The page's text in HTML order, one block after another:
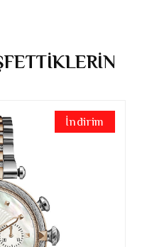
İndirim